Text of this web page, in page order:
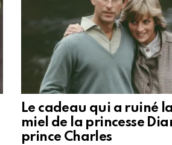
Le cadeau qui a ruiné
miel de la princesse
prince Charles